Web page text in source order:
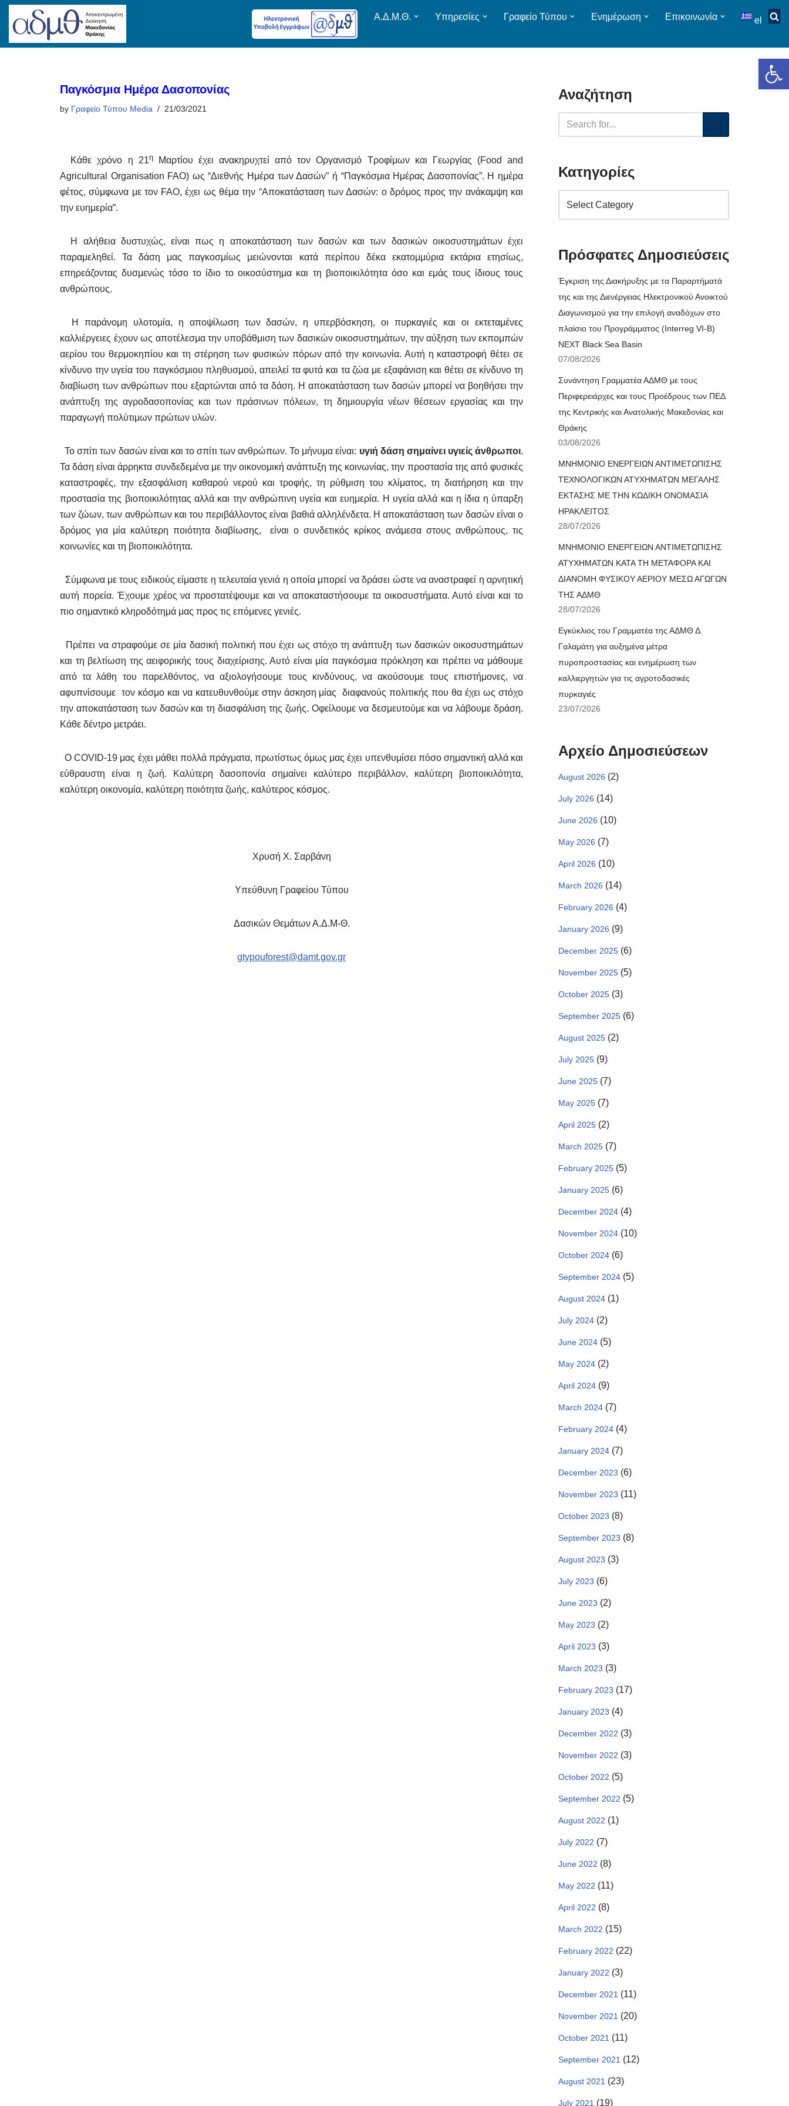
Skip
to
Α.Δ.Μ.Θ. Υπηρεσίες Γραφείο Τύπου Ενημέρωση Επικοινωνία el
Παγκόσμια Ημέρα Δασοπονίας
by Γραφείο Τύπου Media 21/03/2021
Κάθε χρόνο η 21η
Μαρτίου έχει ανακηρυχτεί από τον Οργανισμό Τροφίμων και Γεωργίας (Food and
Agricultural Organisation FAO) ως “Διεθνής Ημέρα των Δασών” ή “Παγκόσμια Ημέρας Δασοπονίας”. Η ημέρα
φέτος, σύμφωνα με τον FAO, έχει ως θέμα την “Αποκατάσταση των Δασών: ο δρόμος προς την ανάκαμψη και
την ευημερία”.
Η αλήθεια δυστυχώς, είναι πως η αποκατάσταση των δασών και των δασικών οικοσυστημάτων έχει
παραμεληθεί. Τα δάση μας παγκοσμίως μειώνονται κατά περίπου δέκα εκατομμύρια εκτάρια ετησίως,
επηρεάζοντας δυσμενώς τόσο το ίδιο το οικοσύστημα και τη βιοποικιλότητα όσο και εμάς τους ίδιους τους
ανθρώπους.
Η παράνομη υλοτομία, η αποψίλωση των δασών, η υπερβόσκηση, οι πυρκαγιές και οι εκτεταμένες
καλλιέργειες έχουν ως αποτέλεσμα την υποβάθμιση των δασικών οικοσυστημάτων, την αύξηση των εκπομπών
αερίου του θερμοκηπίου και τη στέρηση των φυσικών πόρων από την κοινωνία. Αυτή η καταστροφή θέτει σε
κίνδυνο την υγεία του παγκόσμιου πληθυσμού, απειλεί τα φυτά και τα ζώα με εξαφάνιση και θέτει σε κίνδυνο τη
διαβίωση των ανθρώπων που εξαρτώνται από τα δάση. Η αποκατάσταση των δασών μπορεί να βοηθήσει την
ανάπτυξη της αγροδασοπονίας και των πράσινων πόλεων, τη δημιουργία νέων θέσεων εργασίας και την
παραγωγή πολύτιμων πρώτων υλών.
Το σπίτι των δασών είναι και το σπίτι των ανθρώπων. Το μήνυμα είναι: υγιή δάση σημαίνει υγιείς άνθρωποι.
Τα δάση είναι άρρηκτα συνδεδεμένα με την οικονομική ανάπτυξη της κοινωνίας, την προστασία της από φυσικές
καταστροφές, την εξασφάλιση καθαρού νερού και τροφής, τη ρύθμιση του κλίματος, τη διατήρηση και την
προστασία της βιοποικιλότητας αλλά και την ανθρώπινη υγεία και ευημερία. Η υγεία αλλά και η ίδια η ύπαρξη
των ζώων, των ανθρώπων και του περιβάλλοντος είναι βαθιά αλληλένδετα. Η αποκατάσταση των δασών είναι ο
δρόμος για μία καλύτερη ποιότητα διαβίωσης, είναι ο συνδετικός κρίκος ανάμεσα στους ανθρώπους, τις
κοινωνίες και τη βιοποικιλότητα.
Σύμφωνα με τους ειδικούς είμαστε η τελευταία γενιά η οποία μπορεί να δράσει ώστε να αναστραφεί η αρνητική
αυτή πορεία. Έχουμε χρέος να προστατέψουμε και να αποκαταστήσουμε τα οικοσυστήματα. Αυτό είναι και το
πιο σημαντικό κληροδότημά μας προς τις επόμενες γενιές.
Πρέπει να στραφούμε σε μία δασική πολιτική που έχει ως στόχο τη ανάπτυξη των δασικών οικοσυστημάτων
και τη βελτίωση της αειφορικής τους διαχείρισης. Αυτό είναι μία παγκόσμια πρόκληση και πρέπει να μάθουμε
από τα λάθη του παρελθόντος, να αξιολογήσουμε τους κινδύνους, να ακούσουμε τους επιστήμονες, να
αφυπνίσουμε τον κόσμο και να κατευθυνθούμε στην άσκηση μίας διαφανούς πολιτικής που θα έχει ως στόχο
την αποκατάσταση των δασών και τη διασφάλιση της ζωής. Οφείλουμε να δεσμευτούμε και να λάβουμε δράση.
Κάθε δέντρο μετράει.
Ο COVID-19 μας έχει μάθει πολλά πράγματα, πρωτίστως όμως μας έχει υπενθυμίσει πόσο σημαντική αλλά και
εύθραυστη είναι η ζωή. Καλύτερη δασοπονία σημαίνει καλύτερο περιβάλλον, καλύτερη βιοποικιλότητα,
καλύτερη οικονομία, καλύτερη ποιότητα ζωής, καλύτερος κόσμος.
Χρυσή Χ. Σαρβάνη
Υπεύθυνη Γραφείου Τύπου
Δασικών Θεμάτων Α.Δ.Μ-Θ.
gtypouforest@damt.gov.gr
Αναζήτηση
Κατηγορίες
Πρόσφατες Δημοσιεύσεις
Έγκριση της Διακήρυξης με τα Παραρτήματά
της και της Διενέργειας Ηλεκτρονικού Ανοικτού
Διαγωνισμού για την επιλογή αναδόχων στο
πλαίσιο του Προγράμματος (Interreg VI-B)
NEXT Black Sea Basin
07/08/2026
Συνάντηση Γραμματέα ΑΔΜΘ με τους
Περιφερειάρχες και τους Προέδρους των ΠΕΔ
της Κεντρικής και Ανατολικής Μακεδονίας και
Θράκης
03/08/2026
ΜΝΗΜΟΝΙΟ ΕΝΕΡΓΕΙΩΝ ΑΝΤΙΜΕΤΩΠΙΣΗΣ
ΤΕΧΝΟΛΟΓΙΚΩΝ ΑΤΥΧΗΜΑΤΩΝ ΜΕΓΑΛΗΣ
ΕΚΤΑΣΗΣ ΜΕ ΤΗΝ ΚΩΔΙΚΗ ΟΝΟΜΑΣΙΑ
ΗΡΑΚΛΕΙΤΟΣ
28/07/2026
ΜΝΗΜΟΝΙΟ ΕΝΕΡΓΕΙΩΝ ΑΝΤΙΜΕΤΩΠΙΣΗΣ
ΑΤΥΧΗΜΑΤΩΝ ΚΑΤΑ ΤΗ ΜΕΤΑΦΟΡΑ ΚΑΙ
ΔΙΑΝΟΜΗ ΦΥΣΙΚΟΥ ΑΕΡΙΟΥ ΜΕΣΩ ΑΓΩΓΩΝ
ΤΗΣ ΑΔΜΘ
28/07/2026
Εγκύκλιος του Γραμματέα της ΑΔΜΘ Δ.
Γαλαμάτη για αυξημένα μέτρα
πυροπροστασίας και ενημέρωση των
καλλιεργητών για τις αγροτοδασικές
πυρκαγιές
23/07/2026
Αρχείο Δημοσιεύσεων
August 2026 (2)
July 2026 (14)
June 2026 (10)
May 2026 (7)
April 2026 (10)
March 2026 (14)
February 2026 (4)
January 2026 (9)
December 2025 (6)
November 2025 (5)
October 2025 (3)
September 2025 (6)
August 2025 (2)
July 2025 (9)
June 2025 (7)
May 2025 (7)
April 2025 (2)
March 2025 (7)
February 2025 (5)
January 2025 (6)
December 2024 (4)
November 2024 (10)
October 2024 (6)
September 2024 (5)
August 2024 (1)
July 2024 (2)
June 2024 (5)
May 2024 (2)
April 2024 (9)
March 2024 (7)
February 2024 (4)
January 2024 (7)
December 2023 (6)
November 2023 (11)
October 2023 (8)
September 2023 (8)
August 2023 (3)
July 2023 (6)
June 2023 (2)
May 2023 (2)
April 2023 (3)
March 2023 (3)
February 2023 (17)
January 2023 (4)
December 2022 (3)
November 2022 (3)
October 2022 (5)
September 2022 (5)
August 2022 (1)
July 2022 (7)
June 2022 (8)
May 2022 (11)
April 2022 (8)
March 2022 (15)
February 2022 (22)
January 2022 (3)
December 2021 (11)
November 2021 (20)
October 2021 (11)
September 2021 (12)
August 2021 (23)
July 2021 (19)